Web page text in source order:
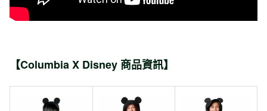
【Columbia X Disney 商品資訊】